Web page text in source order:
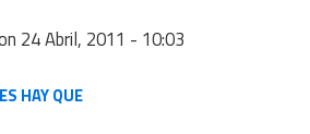
24 Abril, 2011 - 10:03
HAY QUE